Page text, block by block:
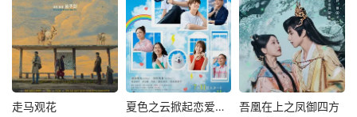
走马观花 夏色之云掀起恋爱与风暴 吾凰在上之凤御四方